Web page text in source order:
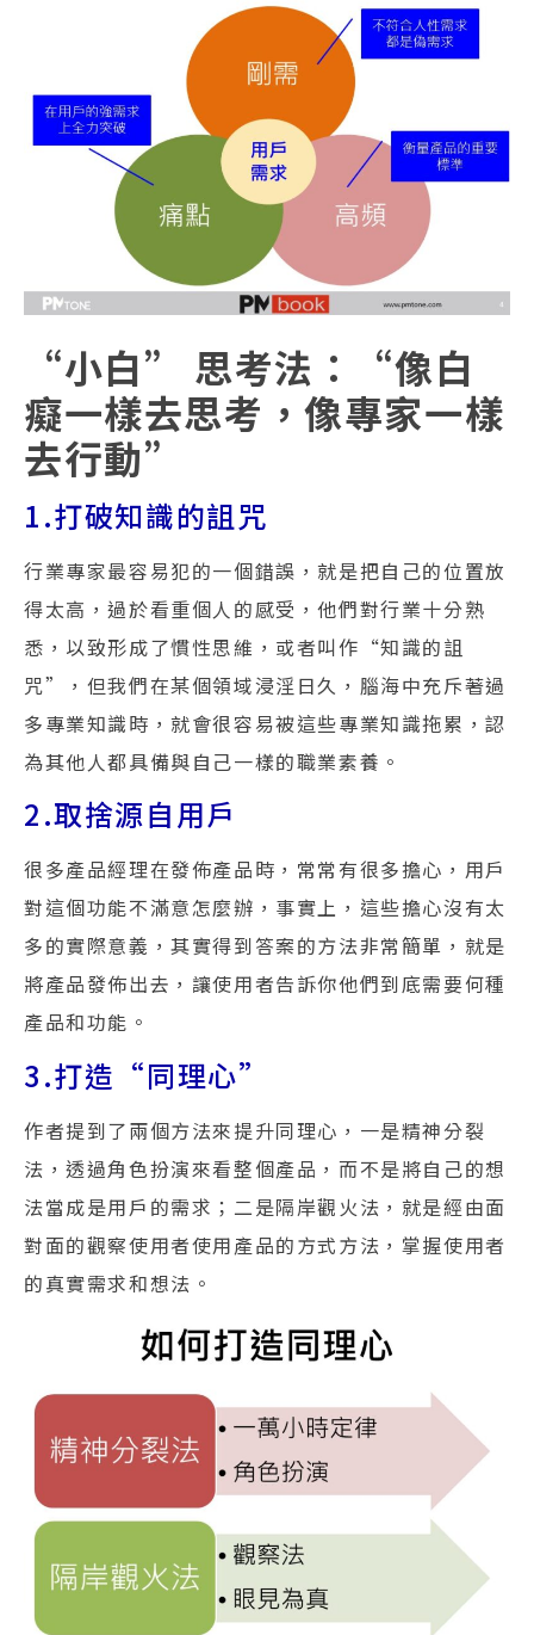
“小白” 思考法：“像白
癡一樣去思考，像專家一樣
去行動”
1.打破知識的詛咒
行業專家最容易犯的一個錯誤，就是把自己的位置放
得太高，過於看重個人的感受，他們對行業十分熟
悉，以致形成了慣性思維，或者叫作“知識的詛
咒”，但我們在某個領域浸淫日久，腦海中充斥著過
多專業知識時，就會很容易被這些專業知識拖累，認
為其他人都具備與自己一樣的職業素養。
2.取捨源自用戶
很多產品經理在發佈產品時，常常有很多擔心，用戶
對這個功能不滿意怎麼辦，事實上，這些擔心沒有太
多的實際意義，其實得到答案的方法非常簡單，就是
將產品發佈出去，讓使用者告訴你他們到底需要何種
產品和功能。
3.打造“同理心”
作者提到了兩個方法來提升同理心，一是精神分裂
法，透過角色扮演來看整個產品，而不是將自己的想
法當成是用戶的需求；二是隔岸觀火法，就是經由面
對面的觀察使用者使用產品的方式方法，掌握使用者
的真實需求和想法。